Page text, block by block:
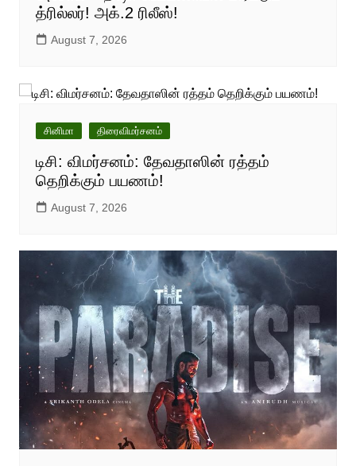
த்ரில்லர்! அக்.2 ரிலீஸ்!
August 7, 2026
சினிமா திரைவிமர்சனம்
டிசி: விமர்சனம்: தேவதாஸின் ரத்தம்
தெறிக்கும் பயணம்!
August 7, 2026